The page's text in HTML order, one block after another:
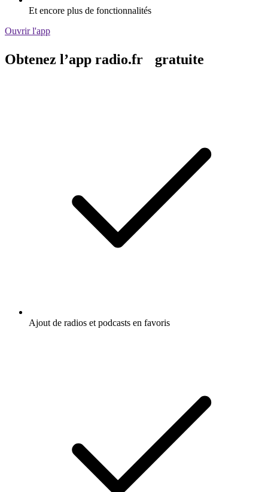
Et encore plus de fonctionnalités
Ouvrir l'app
Obtenez l’app radio.fr gratuite
Ajout de radios et podcasts en favoris